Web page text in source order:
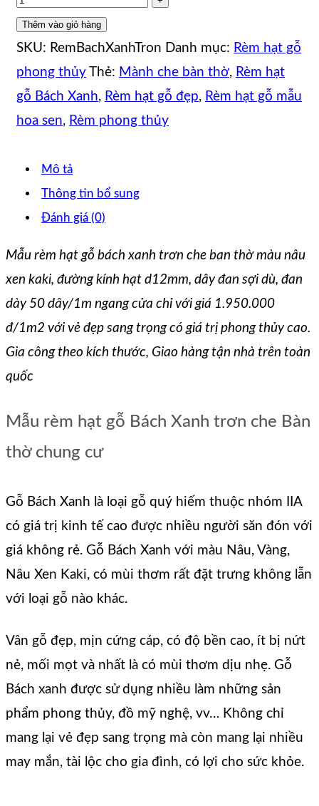
Thêm vào giỏ hàng
SKU: RemBachXanhTron Danh mục: Rèm hạt gỗ
phong thủy Thẻ: Mành che bàn thờ, Rèm hạt
gỗ Bách Xanh, Rèm hạt gỗ đẹp, Rèm hạt gỗ mẫu
hoa sen, Rèm phong thủy
Mô tả
Thông tin bổ sung
Đánh giá (0)
Mẫu rèm hạt gỗ bách xanh trơn che ban thờ màu nâu
xen kaki, đường kính hạt d12mm, dây đan sợi dù, đan
dày 50 dây/1m ngang cửa chỉ với giá 1.950.000
đ/1m2 với vẻ đẹp sang trọng có giá trị phong thủy cao.
Gia công theo kích thước, Giao hàng tận nhà trên toàn
quốc
Mẫu rèm hạt gỗ Bách Xanh trơn che Bàn
thờ chung cư
Gỗ Bách Xanh là loại gỗ quý hiếm thuộc nhóm IIA
có giá trị kinh tế cao được nhiều người săn đón với
giá không rẻ. Gỗ Bách Xanh với màu Nâu, Vàng,
Nâu Xen Kaki, có mùi thơm rất đặt trưng không lẫn
với loại gỗ nào khác.
Vân gỗ đẹp, mịn cứng cáp, có độ bền cao, ít bị nứt
nẻ, mối mọt và nhất là có mùi thơm dịu nhẹ. Gỗ
Bách xanh được sử dụng nhiều làm những sản
phẩm phong thủy, đồ mỹ nghệ, vv… Không chỉ
mang lại vẻ đẹp sang trọng mà còn mang lại nhiều
may mắn, tài lộc cho gia đình, có lợi cho sức khỏe.